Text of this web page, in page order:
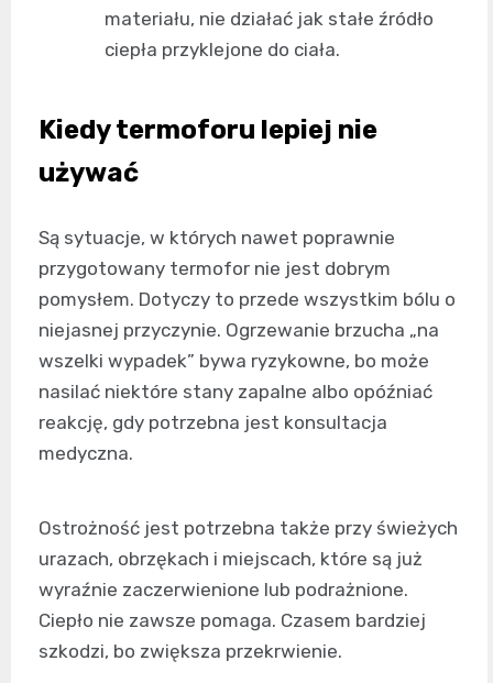
materiału, nie działać jak stałe źródło
ciepła przyklejone do ciała.
Kiedy termoforu lepiej nie
używać
Są sytuacje, w których nawet poprawnie
przygotowany termofor nie jest dobrym
pomysłem. Dotyczy to przede wszystkim bólu o
niejasnej przyczynie. Ogrzewanie brzucha „na
wszelki wypadek” bywa ryzykowne, bo może
nasilać niektóre stany zapalne albo opóźniać
reakcję, gdy potrzebna jest konsultacja
medyczna.
Ostrożność jest potrzebna także przy świeżych
urazach, obrzękach i miejscach, które są już
wyraźnie zaczerwienione lub podrażnione.
Ciepło nie zawsze pomaga. Czasem bardziej
szkodzi, bo zwiększa przekrwienie.